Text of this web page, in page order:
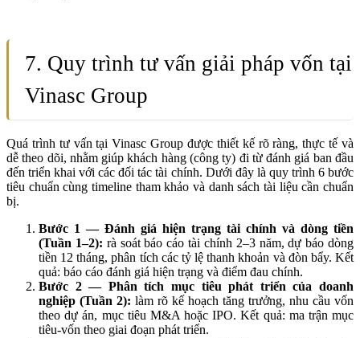
7. Quy trình tư vấn giải pháp vốn tại
Vinasc Group
Quá trình tư vấn tại Vinasc Group được thiết kế rõ ràng, thực tế và
dễ theo dõi, nhằm giúp khách hàng (công ty) đi từ đánh giá ban đầu
đến triển khai với các đối tác tài chính. Dưới đây là quy trình 6 bước
tiêu chuẩn cùng timeline tham khảo và danh sách tài liệu cần chuẩn
bị.
Bước 1 — Đánh giá hiện trạng tài chính và dòng tiền
(Tuần 1–2): rà soát báo cáo tài chính 2–3 năm, dự báo dòng
tiền 12 tháng, phân tích các tỷ lệ thanh khoản và đòn bẩy. Kết
quả: báo cáo đánh giá hiện trạng và điểm đau chính.
Bước 2 — Phân tích mục tiêu phát triển của doanh
nghiệp (Tuần 2): làm rõ kế hoạch tăng trưởng, nhu cầu vốn
theo dự án, mục tiêu M&A hoặc IPO. Kết quả: ma trận mục
tiêu-vốn theo giai đoạn phát triển.